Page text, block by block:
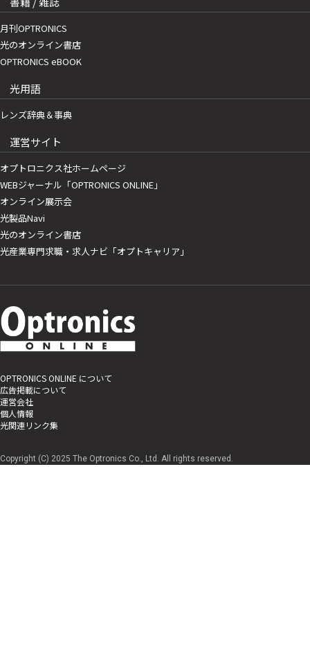
月刊OPTRONICS
光のオンライン書店
OPTRONICS eBOOK
光用語
レンズ辞典＆事典
運営サイト
オプトロニクス社ホームページ
WEBジャーナル「OPTRONICS ONLINE」
オンライン展示会
光製品Navi
光のオンライン書店
光産業専門求職・求人ナビ「オプトキャリア」
OPTRONICS ONLINE について
広告掲載について
運営会社
個人情報
光関連リンク集
Copyright (C) 2025 The Optronics Co., Ltd. All rights reserved.